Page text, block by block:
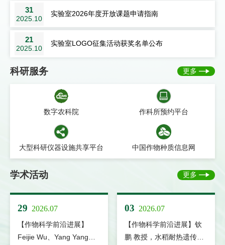
31
2025.10
实验室2026年度开放课题申请指南
21
2025.10
实验室LOGO征集活动获奖名单公布
科研服务 更多
数字农科院 作科所预约平台
大型科研仪器设施共享平台 中国作物种质信息网
学术活动 更多
29 2026.07
【作物科学前沿进展】
Feijie Wu、Yang Yang，A
03 2026.07
【作物科学前沿进展】钦
鹏 教授，水稻耐热遗传基